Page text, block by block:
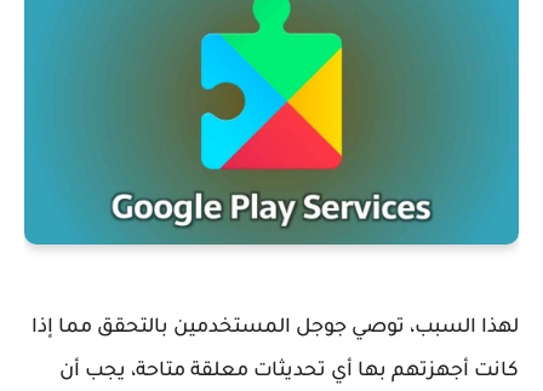
لهذا السبب، توصي جوجل المستخدمين بالتحقق مما إذا
كانت أجهزتهم بها أي تحديثات معلقة متاحة، يجب أن